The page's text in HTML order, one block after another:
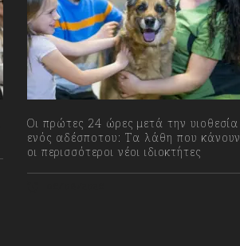
Οι πρώτες 24 ώρες μετά την υιοθεσία
ενός αδέσποτου: Τα λάθη που κάνουν
οι περισσότεροι νέοι ιδιοκτήτες